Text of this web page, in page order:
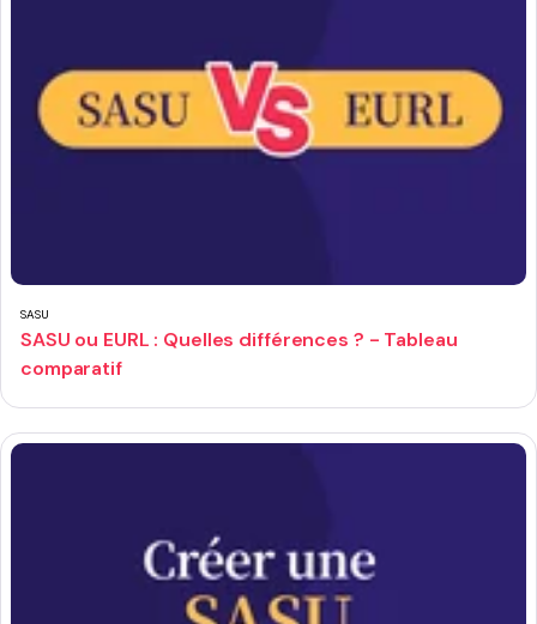
SASU
SASU ou EURL : Quelles différences ? - Tableau
comparatif